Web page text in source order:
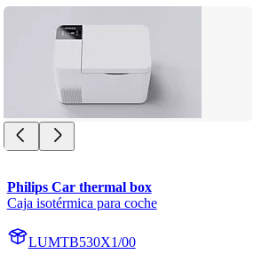
Philips Car thermal box
Caja isotérmica para coche
LUMTB530X1/00